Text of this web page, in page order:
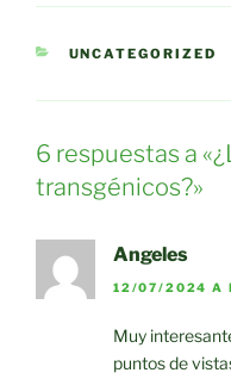
CATEGORÍAS
UNCATEGORIZED
6 respuestas a
transgénicos?»
Angeles
12/07/2024 A
Muy
puntos de